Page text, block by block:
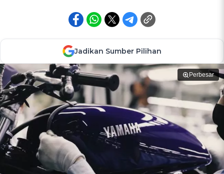
Jadikan Sumber Pilihan
Perbesar